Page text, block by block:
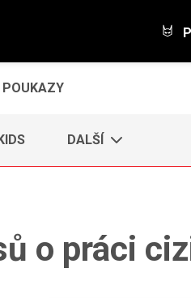
POUKAZY
DALŠÍ
o práci